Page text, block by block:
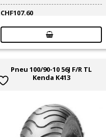
CHF107.60
Pneu 100/90-10 56J F/R TL
Kenda K413